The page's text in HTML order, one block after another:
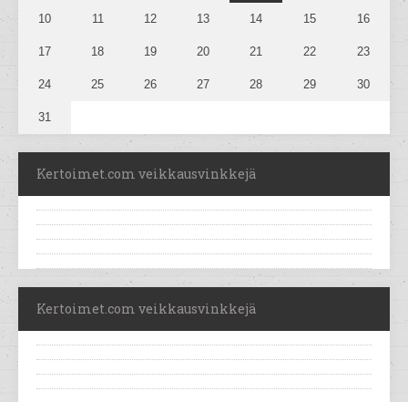
10 11 12 13 14 15 16
17 18 19 20 21 22 23
24 25 26 27 28 29 30
31
Kertoimet.com veikkausvinkkejä
Kertoimet.com veikkausvinkkejä